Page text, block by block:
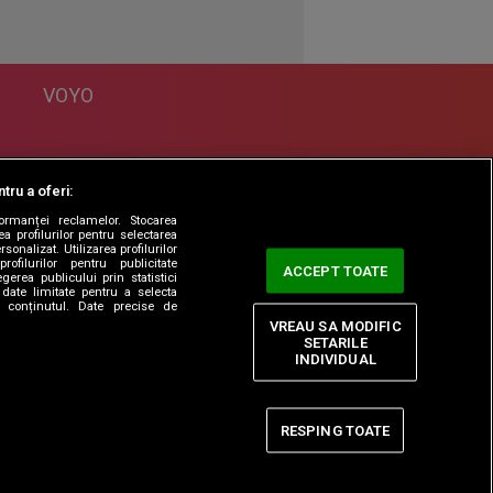
VOYO
Contact
a oferi:
reclamelor. Stocarea
profilurilor pentru selectarea
Utilizarea profilurilor
pentru publicitate
publicului prin statistici
limitate pentru a selecta
conținutul. Date precise de
ACCEPT TOATE
RESPING TOATE
VREAU SA MODIFIC
SETARILE
INDIVIDUAL